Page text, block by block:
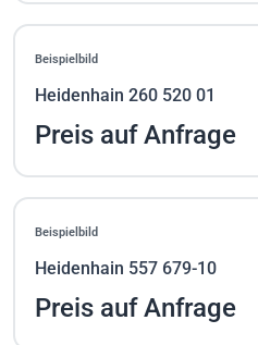
Beispielbild
Heidenhain 260 520 01
Preis auf Anfrage
Beispielbild
Heidenhain 557 679-10
Preis auf Anfrage